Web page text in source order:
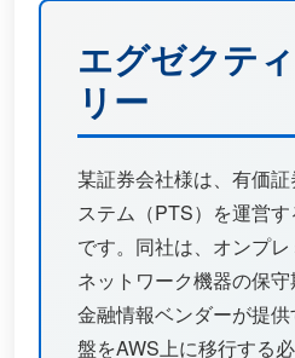
エグゼクテ
リー
某証券会社様は、有価
ステム（PTS）を運営
です。同社は、オンプ
ネットワーク機器の保
金融情報ベンダーが提
盤をAWS上に移行する